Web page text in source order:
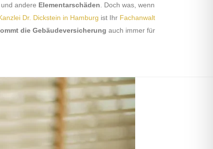
und andere Elementarschäden . Doch was, wenn
Dr. Dickstein in Hamburg ist Ihr Fachanwalt
die Gebäudeversicherung auch immer für